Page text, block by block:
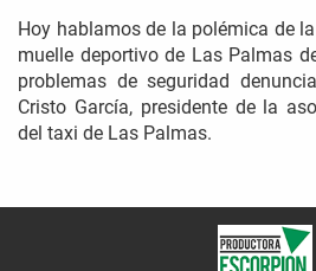
Hoy hablamos de la polémica de
muelle deportivo de Las Palmas
problemas de seguridad
Cristo García, presidente de la
del taxi de Las Palmas.